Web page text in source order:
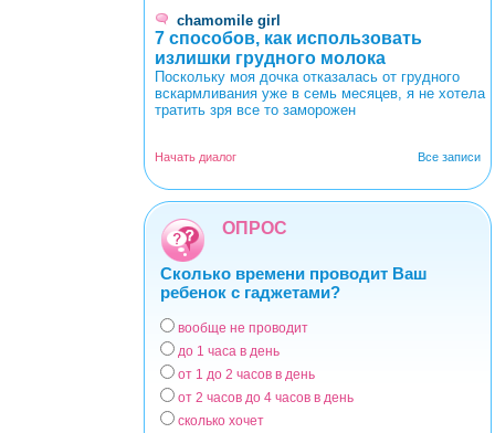
chamomile girl
7 способов, как использовать
излишки грудного молока
Поскольку моя дочка отказалась от грудного
вскармливания уже в семь месяцев, я не хотела
тратить зря все то заморожен
Все записи
Начать диалог
ОПРОС
Сколько времени проводит Ваш
ребенок с гаджетами?
Варианты
вообще не проводит
до 1 часа в день
от 1 до 2 часов в день
от 2 часов до 4 часов в день
сколько хочет